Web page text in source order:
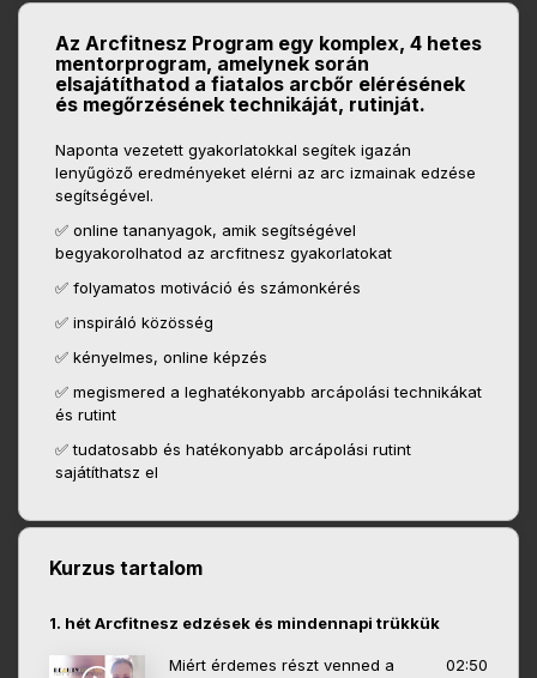
Az Arcfitnesz Program egy komplex, 4 hetes
mentorprogram, amelynek során
elsajátíthatod a fiatalos arcbőr elérésének
és megőrzésének technikáját, rutinját.
Naponta vezetett gyakorlatokkal segítek igazán
lenyűgöző eredményeket elérni az arc izmainak edzése
segítségével.
✅ online tananyagok, amik segítségével
begyakorolhatod az arcfitnesz gyakorlatokat
✅ folyamatos motiváció és számonkérés
✅ inspiráló közösség
✅ kényelmes, online képzés
✅ megismered a leghatékonyabb arcápolási technikákat
és rutint
✅ tudatosabb és hatékonyabb arcápolási rutint
sajátíthatsz el
Kurzus tartalom
1. hét Arcfitnesz edzések és mindennapi trükkük
Miért érdemes részt venned a
02:50